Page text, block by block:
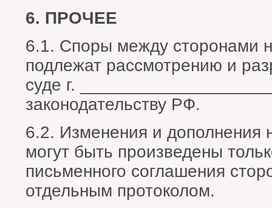
6. ПРОЧЕЕ
6.1. Споры между сторонами
подлежат рассмотрению и
суде г.
законодательству РФ.
6.2. Изменения и дополнения
могут быть произведены
письменного соглашения
отдельным протоколом.